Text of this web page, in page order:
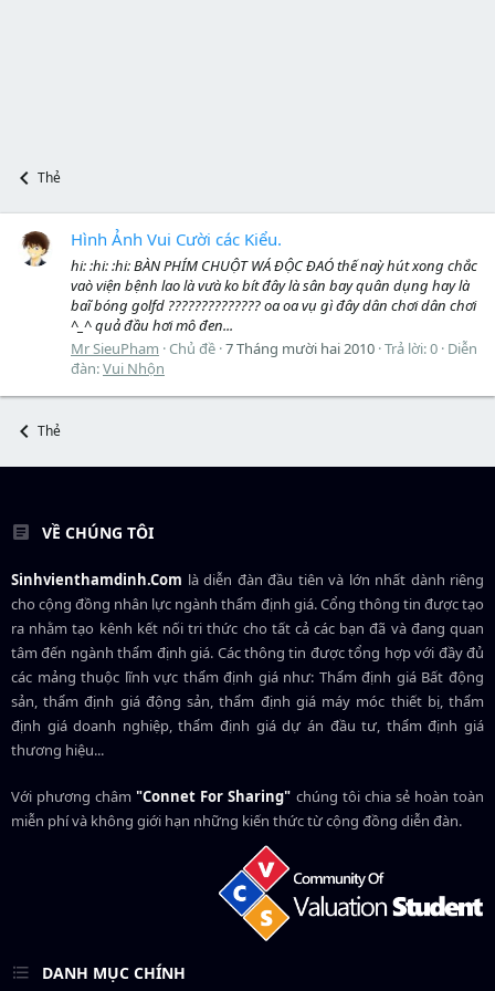
Thẻ
Hình Ảnh Vui Cười các Kiểu.
hi: :hi: :hi: BÀN PHÍM CHUỘT WÁ ĐỘC ĐAÓ thế naỳ hút xong chắc
vaò viện bệnh lao là vưà ko bít đây là sân bay quân dụng hay là
baĩ bóng golfd ?????????????? oa oa vụ gì đây dân chơi dân chơi
^_^ quả đầu hơi mô đen...
Mr SieuPham Chủ đề 7 Tháng mười hai 2010 Trả lời: 0 Diễn
đàn:Vui Nhộn
Thẻ
VỀ CHÚNG TÔI
Sinhvienthamdinh.Com là diễn đàn đầu tiên và lớn nhất dành riêng
cho cộng đồng nhân lực ngànhthẩm định giá. Cổng thông tin được tạo
ra nhằm tạo kênh kết nối tri thức cho tất cả các bạn đã và đang quan
tâm đến ngành thẩm định giá. Các thông tin được tổng hợp với đầy đủ
các mảng thuộc lĩnh vực thẩm định giá như: Thẩm định giá Bất động
sản, thẩm định giá động sản, thẩm định giá máy móc thiết bị, thẩm
định giá doanh nghiệp, thẩm định giá dự án đầu tư, thẩm định giá
thương hiệu...
Với phương châm"Connet For Sharing" chúng tôi chia sẻ hoàn toàn
miễn phí và không giới hạn những kiến thức từ cộng đồng diễn đàn.
DANH MỤC CHÍNH